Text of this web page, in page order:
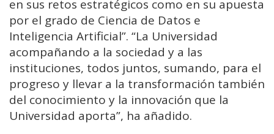
en sus retos estratégicos como en su apuesta
por el grado de Ciencia de Datos e
Inteligencia Artificial”. “La Universidad
acompañando a la sociedad y a las
instituciones, todos juntos, sumando, para el
progreso y llevar a la transformación también
del conocimiento y la innovación que la
Universidad aporta”, ha añadido.